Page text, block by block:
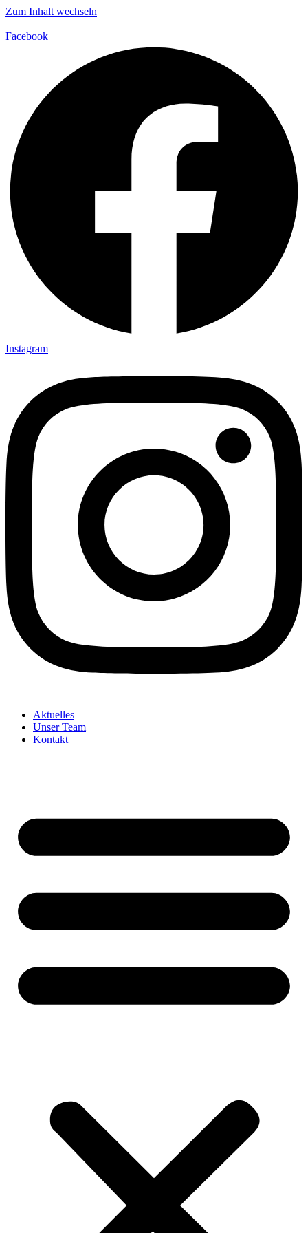
Zum Inhalt wechseln
Facebook
Instagram
Aktuelles
Unser Team
Kontakt